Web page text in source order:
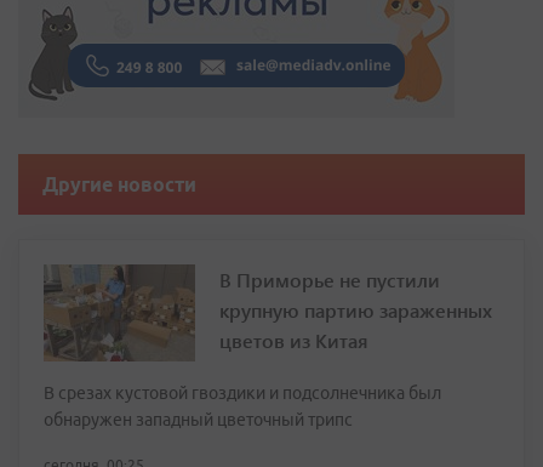
Другие новости
В Приморье не пустили
крупную партию зараженных
цветов из Китая
В срезах кустовой гвоздики и подсолнечника был
обнаружен западный цветочный трипс